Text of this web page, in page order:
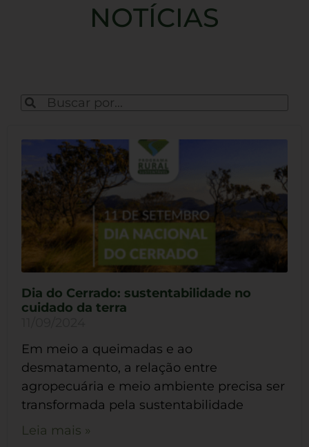
NOTÍCIAS
Dia do Cerrado: sustentabilidade no
cuidado da terra
Em meio a queimadas e ao
desmatamento, a relação entre
agropecuária e meio ambiente precisa ser
transformada pela sustentabilidade
Leia mais »